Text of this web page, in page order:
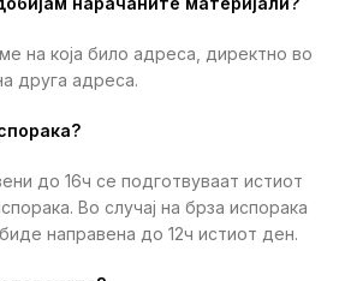
на која било адреса, директно во
друга адреса.
до 16ч се подготвуваат истиот
Во случај на брза испорака
направена до 12ч истиот ден.